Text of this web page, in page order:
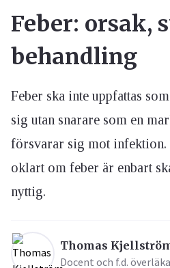
Feber: orsak,
behandling
Feber ska inte uppfattas
sig utan snarare som en
försvarar sig mot infektion.
oklart om feber är enbart
nyttig.
Thomas
Docent och f.d.